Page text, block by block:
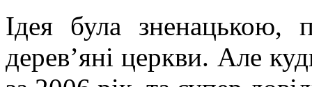
Ідея була зненацькою,
дерев’яні церкви. Але